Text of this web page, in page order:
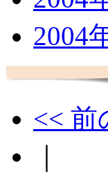
2004
<< 前